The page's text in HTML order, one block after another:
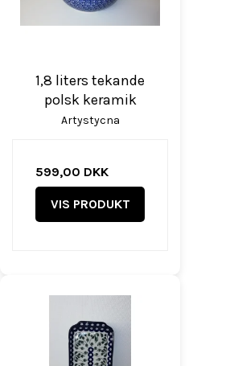
1,8 liters tekande
polsk keramik
Artystycna
599,00 DKK
VIS PRODUKT